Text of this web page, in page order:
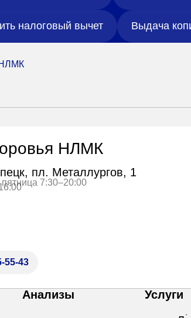
налоговый вычет Выдача
НЛМК
пл. Металлургов, 1
7:30–20:00
55-43
Анализы Услуги